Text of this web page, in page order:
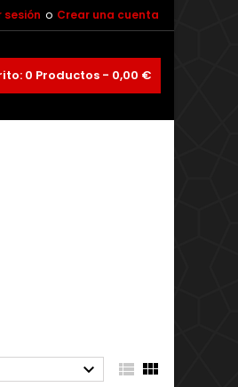
sesión o Crear una cuenta
0 Productos - 0,00 €
  